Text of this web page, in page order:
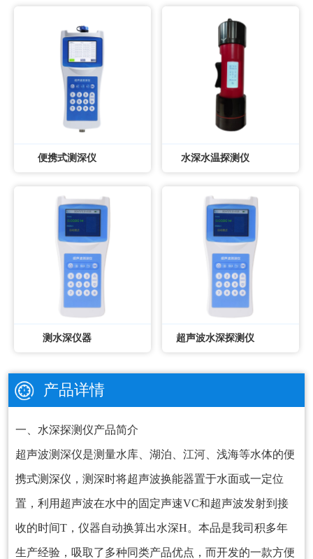
便携式测深仪 水深水温探测仪
测水深仪器 超声波水深探测仪
产品详情
一、 水深探测仪产品简介
超声波测深仪是测量水库、湖泊、江河、浅海等水体的便
携式测深仪 ，测深时将超声波换能器置于水面或一定位
置，利用超声波在水中的固定声速VC和超声波发射到接
收的时间T，仪器自动换算出水深H。本品是我司积多年
生产经验，吸取了多种同类产品优点，而开发的一款方便